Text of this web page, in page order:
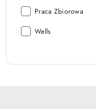
Autor:
Praca Zbiorowa
Autor:
Wells